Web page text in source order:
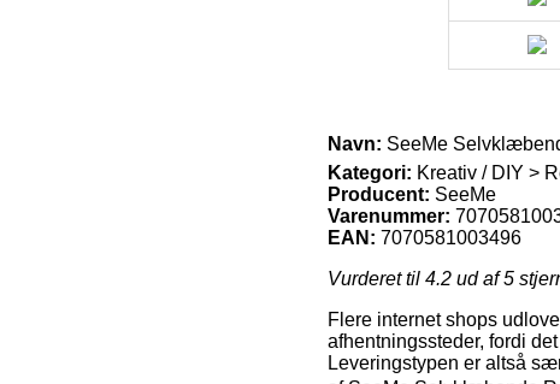
Navn: SeeMe
Kategori: Kreativ / DIY >
Producent: SeeMe
Varenummer:
EAN: 7070581003496
Vurderet til 4.2 ud af 5
Flere internet shops
afhentningssteder, fordi
Leveringstypen er altså